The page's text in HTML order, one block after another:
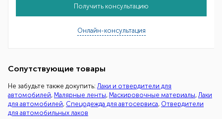
Получить консультацию
Онлайн-консультация
Сопутствующие товары
Не забудьте также докупить: Лаки и отвердители для
автомобилей, Малярные ленты, Маскировочные материалы, Лаки
для автомобилей, Спецодежда для автосервиса, Отвердители
для автомобильных лаков